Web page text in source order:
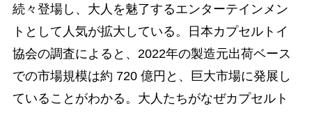
続々登場し、大人を魅了するエンターテインメン
トとして人気が拡大している。日本カプセルトイ
協会の調査によると、2022年の製造元出荷ベース
での市場規模は約 720 億円と、巨大市場に発展し
ていることがわかる。大人たちがなぜカプセルト